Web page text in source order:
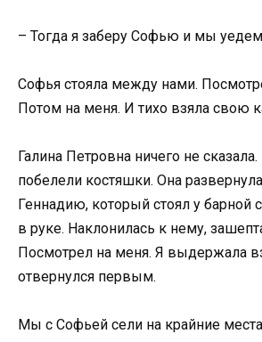
– Тогда я заберу Софью и мы
Софья стояла между нами.
Потом на меня. И тихо взяла свою
Галина Петровна ничего не
побелели костяшки. Она
Геннадию, который стоял у барной
в руке. Наклонилась к нему,
Посмотрел на меня. Я выдержала
отвернулся первым.
Мы с Софьей сели на крайние